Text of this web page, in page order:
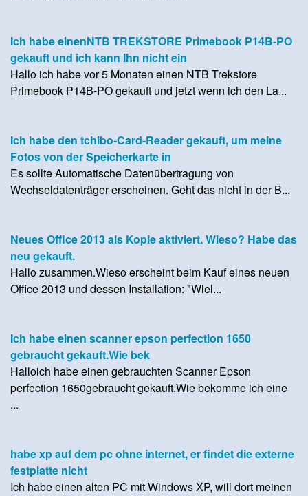
Ich habe einenNTB TREKSTORE Primebook P14B-PO
gekauft und ich kann Ihn nicht ein
Hallo ich habe vor 5 Monaten einen NTB Trekstore
Primebook P14B-PO gekauft und jetzt wenn ich den La...
Ich habe den tchibo-Card-Reader gekauft, um meine
Fotos von der Speicherkarte in
Es sollte Automatische Datenübertragung von
Wechseldatenträger erscheinen. Geht das nicht in der B...
Neues Office 2013 als Kopie aktiviert. Wieso? Habe das
neu gekauft.
Hallo zusammen.Wieso erscheint beim Kauf eines neuen
Office 2013 und dessen Installation: "Wiel...
Ich habe einen scanner epson perfection 1650
gebraucht gekauft.Wie bek
Halloich habe einen gebrauchten Scanner Epson
perfection 1650gebraucht gekauft.Wie bekomme ich eine
...
habe xp auf dem pc ohne internet, er findet die externe
festplatte nicht
Ich habe einen alten PC mit Windows XP, will dort meinen